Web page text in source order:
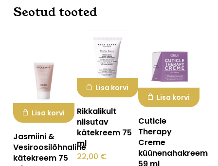
Seotud tooted
Lisa korvi
Jasmiini &
Vesiroosilõhnaline
kätekreem 75
Lisa korvi
Rikkalikult
niisutav
kätekreem 75
ml
22,00 €
Lisa korvi
Cuticle
Therapy
Creme
küünenahakreem